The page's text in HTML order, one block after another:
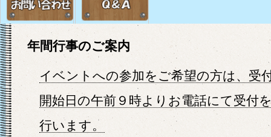
年間行事のご案内
イベントへの参加をご希望の方は、受
開始日の午前９時よりお電話にて受付
行います。